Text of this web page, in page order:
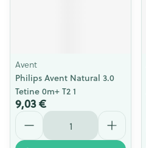
Avent
Philips Avent Natural 3.0
Tetine 0m+ T2 1
9,03 €
Quantité